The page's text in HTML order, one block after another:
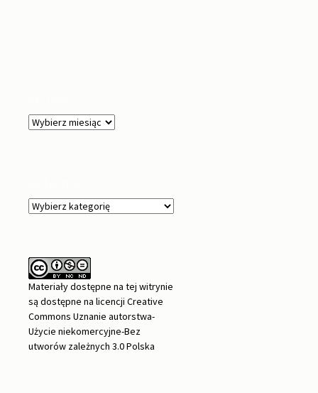
Archiwa
Kategorie
Materiały dostępne na tej witrynie
są dostępne na licencji Creative
Commons Uznanie autorstwa-
Użycie niekomercyjne-Bez
utworów zależnych 3.0 Polska